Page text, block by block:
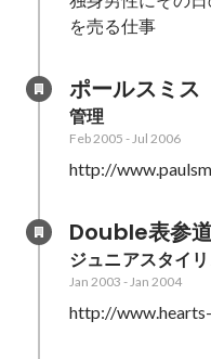
を売る仕事
ポールスミス
管理
Feb 2005 -Jul 2006
http://
Double表参
ジュニアスタイ
Jan 2003 -Jan 2004
http://